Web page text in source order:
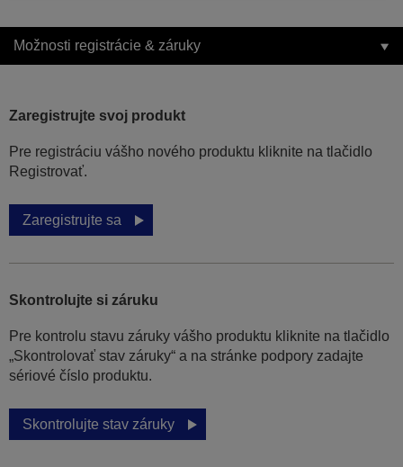
Možnosti registrácie & záruky
Zaregistrujte svoj produkt
Pre registráciu vášho nového produktu kliknite na tlačidlo
Registrovať.
Zaregistrujte sa
Skontrolujte si záruku
Pre kontrolu stavu záruky vášho produktu kliknite na tlačidlo
„Skontrolovať stav záruky“ a na stránke podpory zadajte
sériové číslo produktu.
Skontrolujte stav záruky